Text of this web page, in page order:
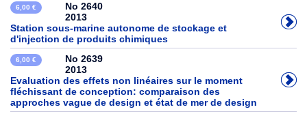
6,00 €
No 2640
2013
Station sous-marine autonome de stockage et
d'injection de produits chimiques
6,00 €
No 2639
2013
Evaluation des effets non linéaires sur le moment
fléchissant de conception: comparaison des
approches vague de design et état de mer de design